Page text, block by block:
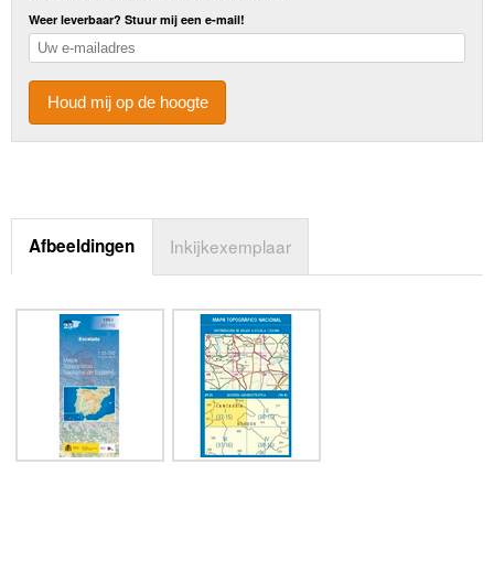
Weer leverbaar? Stuur mij een e-mail!
Houd mij op de hoogte
Afbeeldingen Inkijkexemplaar